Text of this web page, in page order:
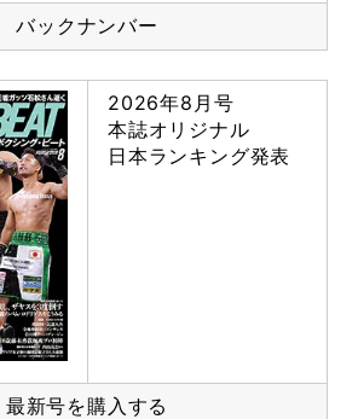
バックナンバー
2026年8月号
本誌オリジナル
日本ランキング発表
最新号を購入する